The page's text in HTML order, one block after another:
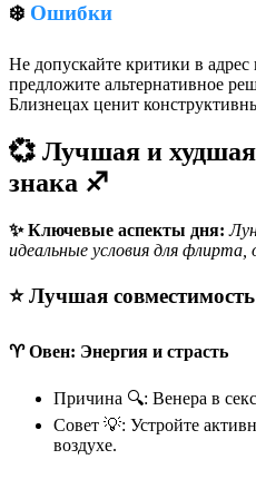
❄️ Ошибки
Не допускайте критики в
предложите альтернативное
Близнецах ценит
💞 Лучшая и худшая
знака ♐
✨ Ключевые аспекты дня:
идеальные условия для флирта,
⭐ Лучшая
♈ Овен: Энергия и страсть
Причина 🔍: Венера в
Совет 💡: Устройте
воздухе.